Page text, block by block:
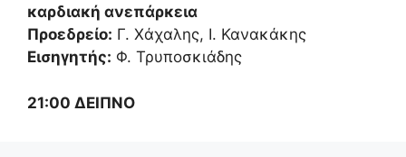
καρδιακή ανεπάρκεια
Προεδρείο: Γ. Χάχαλης, Ι. Κανακάκης
Εισηγητής: Φ. Τρυποσκιάδης
21:00 ΔΕΙΠΝΟ